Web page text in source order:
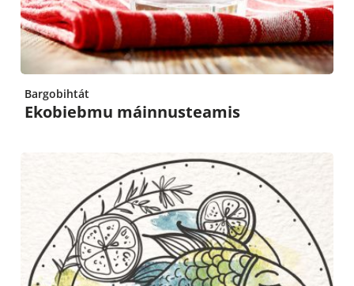
Bargobihtát
Ekobiebmu máinnusteamis